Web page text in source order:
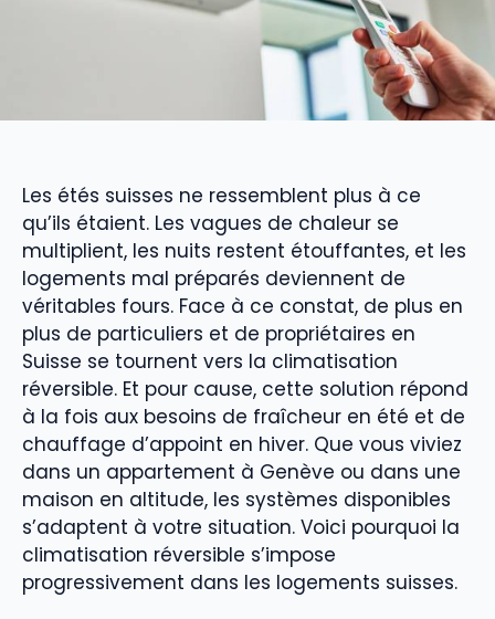
Les étés suisses ne ressemblent plus à ce
qu’ils étaient. Les vagues de chaleur se
multiplient, les nuits restent étouffantes, et les
logements mal préparés deviennent de
véritables fours. Face à ce constat, de plus en
plus de particuliers et de propriétaires en
Suisse se tournent vers la climatisation
réversible. Et pour cause, cette solution répond
à la fois aux besoins de fraîcheur en été et de
chauffage d’appoint en hiver. Que vous viviez
dans un appartement à Genève ou dans une
maison en altitude, les systèmes disponibles
s’adaptent à votre situation. Voici pourquoi la
climatisation réversible s’impose
progressivement dans les logements suisses.